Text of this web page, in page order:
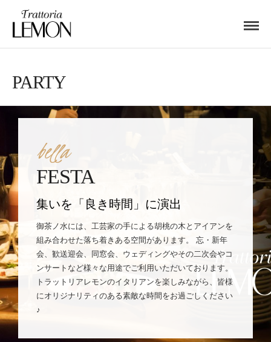
PARTY
bella
FESTA
集いを「良き時間」に演出
御茶ノ水には、工芸家の手による胡桃の木とアイアンを
組み合わせた落ち着きある空間があります。 忘・新年
会、歓送迎会、同窓会、ウェディングやその二次会やコ
ンサートなど様々な用途でご利用いただいております。
トラットリアレモンのイタリアンを楽しみながら、皆様
にオリジナリティのある素敵な時間をお過ごしください
♪